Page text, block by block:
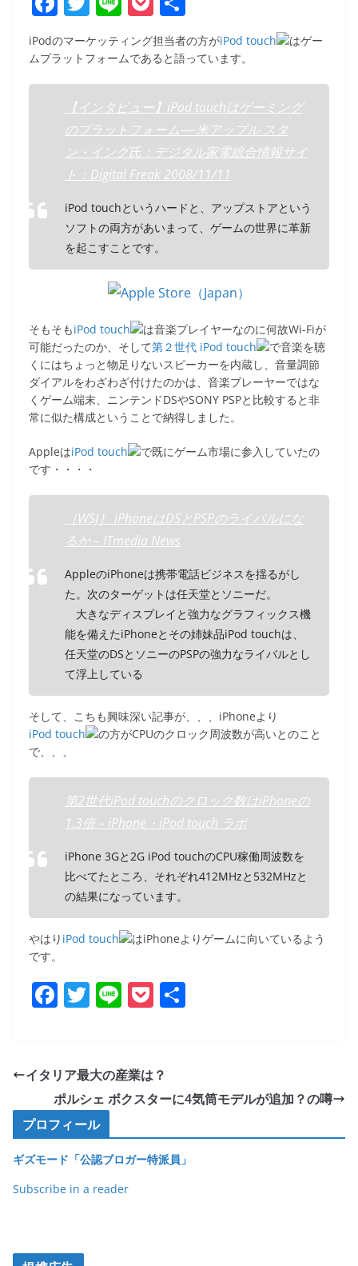
a
c
e
b
o
o
k
w
itt
er
n
e
o
ck
et
有
iPodのマーケッティング担当者の方がiPod touch
はゲー
ムプラットフォームであると語っています。
【インタビュー】iPod touchはゲーミング
のプラットフォーム—-米アップル スタ
ン・イング氏：デジタル家電総合情報サイ
ト：Digital Freak 2008/11/11
iPod touchというハードと、アップストアという
ソフトの両方があいまって、ゲームの世界に革新
を起こすことです。
そもそもiPod touch
は音楽プレイヤーなのに何故Wi-Fiが
可能だったのか、そして第２世代 iPod touch
で音楽を聴
くにはちょっと物足りないスピーカーを内蔵し、音量調節
ダイアルをわざわざ付けたのかは、音楽プレーヤーではな
くゲーム端末、ニンテンドDSやSONY PSPと比較すると非
常に似た構成ということで納得しました。
AppleはiPod touch
で既にゲーム市場に参入していたの
です・・・・
［WSJ］ iPhoneはDSとPSPのライバルにな
るか – ITmedia News
AppleのiPhoneは携帯電話ビジネスを揺るがし
た。次のターゲットは任天堂とソニーだ。
大きなディスプレイと強力なグラフィックス機
能を備えたiPhoneとその姉妹品iPod touchは、
任天堂のDSとソニーのPSPの強力なライバルとし
て浮上している
そして、こちも興味深い記事が、、、iPhoneより
iPod touch
の方がCPUのクロック周波数が高いとのこと
で、、、
第2世代iPod touchのクロック数はiPhoneの
1.3倍 – iPhone・iPod touch ラボ
iPhone 3Gと2G iPod touchのCPU稼働周波数を
比べてたところ、それぞれ412MHzと532MHzと
の結果になっています。
やはり iPod touch
はiPhoneよりゲームに向いているよう
です。
F
e
b
o
o
k
T
er
Li P
et
イタリア最大の産業は？
ポルシェ ボクスターに4気筒モデルが追加？の噂
プロフィール
ギズモード「公認ブロガー特派員」
Subscribe in a reader